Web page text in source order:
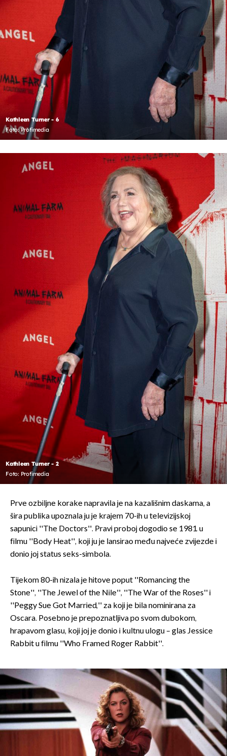
Kathleen Turner - 6
Foto: Profimedia
Kathleen Turner - 2
Foto: Profimedia
Prve ozbiljne korake napravila je na kazališnim daskama, a
šira publika upoznala ju je krajem 70-ih u televizijskoj
sapunici ''The Doctors''. Pravi proboj dogodio se 1981. u
filmu ''Body Heat'', koji ju je lansirao među najveće zvijezde i
donio joj status seks-simbola.
Tijekom 80-ih nizala je hitove poput ''Romancing the
Stone'', ''The Jewel of the Nile'', ''The War of the Roses'' i
''Peggy Sue Got Married,'' za koji je bila nominirana za
Oscara. Posebno je prepoznatljiva po svom dubokom,
hrapavom glasu, koji joj je donio i kultnu ulogu – glas Jessice
Rabbit u filmu ''Who Framed Roger Rabbit''.